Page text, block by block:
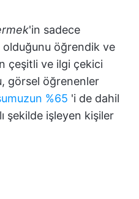
'in sadece
öğrendik ve
çeşitli ve ilgi çekici
görsel öğrenenler
%65 'i de dahil
şekilde işleyen kişiler